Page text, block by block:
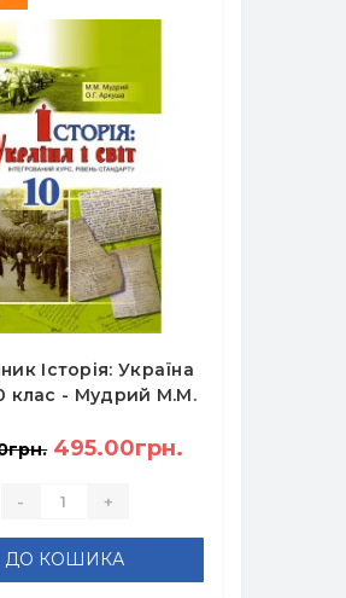
Історія: Україна
клас - Мудрий М.М.
495.00грн.
- +
ДО КОШИКА